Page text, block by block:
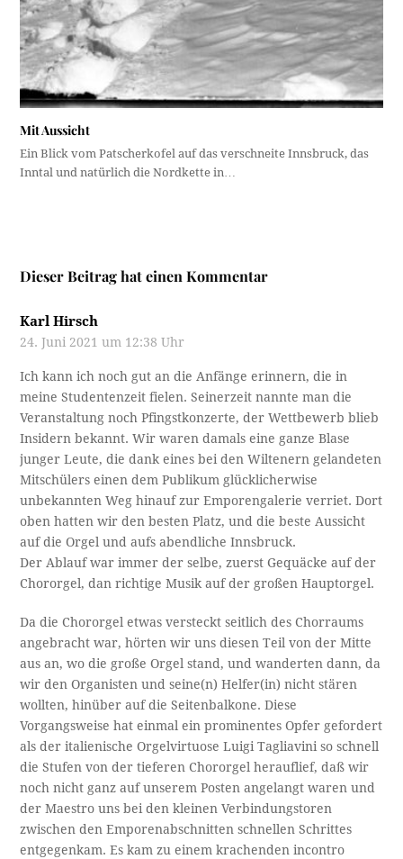
Mit Aussicht
Ein Blick vom Patscherkofel auf das verschneite Innsbruck, das
Inntal und natürlich die Nordkette in…
Dieser Beitrag hat einen Kommentar
Karl Hirsch
24. Juni 2021 um 12:38 Uhr
Ich kann ich noch gut an die Anfänge erinnern, die in
meine Studentenzeit fielen. Seinerzeit nannte man die
Veranstaltung noch Pfingstkonzerte, der Wettbewerb blieb
Insidern bekannt. Wir waren damals eine ganze Blase
junger Leute, die dank eines bei den Wiltenern gelandeten
Mitschülers einen dem Publikum glücklicherwise
unbekannten Weg hinauf zur Emporengalerie verriet. Dort
oben hatten wir den besten Platz, und die beste Aussicht
auf die Orgel und aufs abendliche Innsbruck.
Der Ablauf war immer der selbe, zuerst Gequäcke auf der
Chororgel, dan richtige Musik auf der großen Hauptorgel.
Da die Chororgel etwas versteckt seitlich des Chorraums
angebracht war, hörten wir uns diesen Teil von der Mitte
aus an, wo die große Orgel stand, und wanderten dann, da
wir den Organisten und seine(n) Helfer(in) nicht stären
wollten, hinüber auf die Seitenbalkone. Diese
Vorgangsweise hat einmal ein prominentes Opfer gefordert
als der italienische Orgelvirtuose Luigi Tagliavini so schnell
die Stufen von der tieferen Chororgel herauflief, daß wir
noch nicht ganz auf unserem Posten angelangt waren und
der Maestro uns bei den kleinen Verbindungstoren
zwischen den Emporenabschnitten schnellen Schrittes
entgegenkam. Es kam zu einem krachenden incontro